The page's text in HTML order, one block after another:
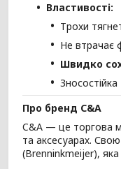
Властивості:
Трохи
Не втрачає
Швидко
Зносостійка
Про бренд C&A
C&A — це торгова
та аксесуарах.
(Brenninkmeijer), яка